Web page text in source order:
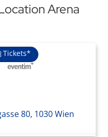
Arena
Tickets*
80, 1030 Wien